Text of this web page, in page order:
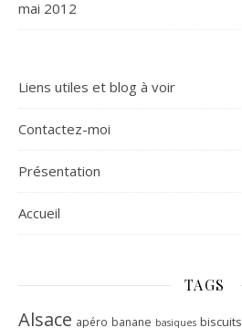
mai 2012
Liens utiles et blog à voir
Contactez-moi
Présentation
Accueil
TAGS
Alsace apéro banane basiques biscuits